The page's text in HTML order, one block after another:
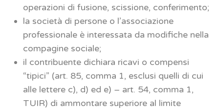
operazioni di fusione, scissione, conferimento;
la società di persone o l’associazione
professionale è interessata da modifiche nella
compagine sociale;
il contribuente dichiara ricavi o compensi
“tipici” (art. 85, comma 1, esclusi quelli di cui
alle lettere c), d) ed e) – art. 54, comma 1,
TUIR) di ammontare superiore al limite